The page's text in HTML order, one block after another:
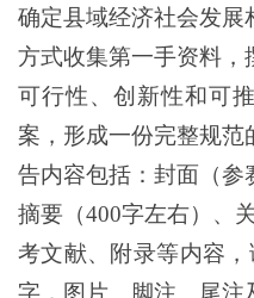
确定县域经济社会发展
方式收集第一手资料，
可行性、创新性和可
案，形成一份完整规范
告内容包括：封面（参
摘要（400字左右）、
考文献、附录等内容
字，图片、脚注、尾注